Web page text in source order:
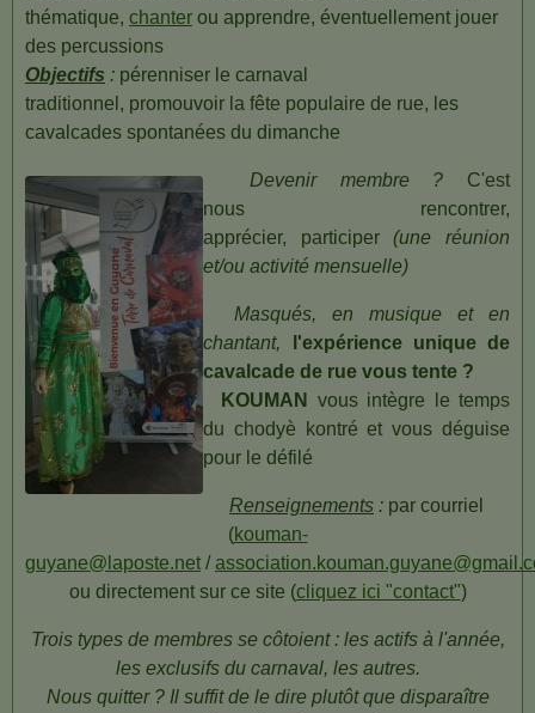
thématique, chanter ou apprendre, éventuellement jouer
des percussions
Objectifs : pérenniser le carnaval
traditionnel, promouvoir la fête populaire de rue, les
cavalcades spontanées du dimanche
Devenir membre ? C'est
nous rencontrer,
apprécier, participer(une réunion
et/ou activité mensuelle)
Masqués, en musique et en
chantant,
l'expérience unique de
cavalcade de rue vous tente ?
KOUMAN
vous intègre le temps
du chodyè kontré et vous déguise
pour le défilé
Renseignements : par courriel
(kouman-
guyane@laposte.net /
ou directement sur ce site (cliquez ici "contact")
Trois types de membres se côtoient : les actifs à l'année,
les exclusifs du carnaval, les autres.
Nous quitter ? Il suffit de le dire plutôt que disparaître